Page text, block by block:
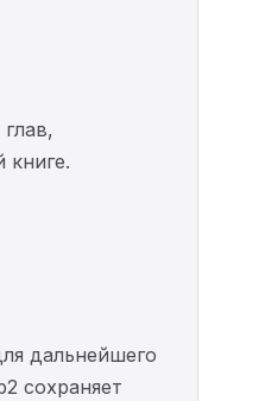
книге.
дальнейшего
сохраняет